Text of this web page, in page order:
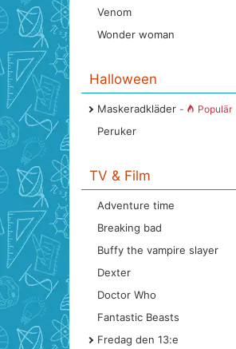
Venom
Wonder woman
Halloween
Maskeradkläder - Populär
Peruker
TV & Film
Adventure time
Breaking bad
Buffy the vampire slayer
Dexter
Doctor Who
Fantastic Beasts
Fredag den 13:e